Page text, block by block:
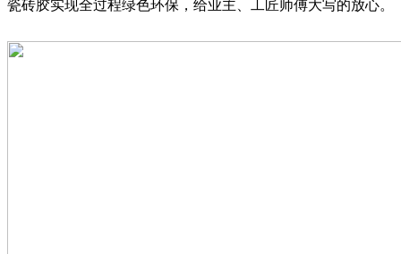
瓷砖胶实现全过程绿色环保，给业主、工匠师傅大写的放心。